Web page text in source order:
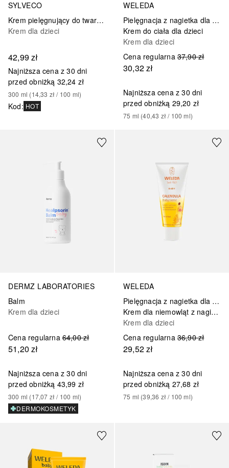
SYLVECO
Krem pielęgnujący do twarzy i ciała
Krem dla dzieci
42,99 zł
Najniższa cena z 30 dni
przed obniżką 32,24 zł
300 ml (14,33 zł / 100 ml)
Kod: HOT
WELEDA
Pielęgnacja z nagietka dla dzieci
Krem do ciała dla dzieci
Krem dla dzieci
Cena regularna 37,90 zł
30,32 zł
Najniższa cena z 30 dni
przed obniżką 29,20 zł
75 ml (40,43 zł / 100 ml)
DERMZ LABORATORIES
Balm
Krem dla dzieci
Cena regularna 64,00 zł
51,20 zł
Najniższa cena z 30 dni
przed obniżką 43,99 zł
300 ml (17,07 zł / 100 ml)
DERMOKOSMETYK
WELEDA
Pielęgnacja z nagietka dla dzieci
Krem dla niemowląt z nagietkiem
Krem dla dzieci
Cena regularna 36,90 zł
29,52 zł
Najniższa cena z 30 dni
przed obniżką 27,68 zł
75 ml (39,36 zł / 100 ml)